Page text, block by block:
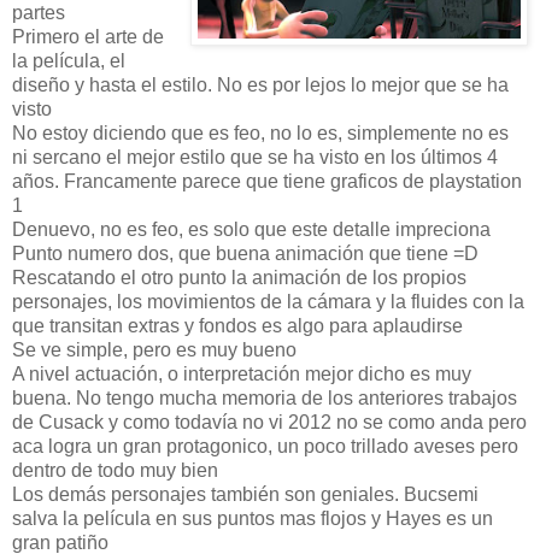
partes
Primero el arte de
la película, el
diseño y hasta el estilo. No es por lejos lo mejor que se ha
visto
No estoy diciendo que es feo, no lo es, simplemente no es
ni sercano el mejor estilo que se ha visto en los últimos 4
años. Francamente parece que tiene graficos de playstation
1
Denuevo, no es feo, es solo que este detalle impreciona
Punto numero dos, que buena animación que tiene =D
Rescatando el otro punto la animación de los propios
personajes, los movimientos de la cámara y la fluides con la
que transitan extras y fondos es algo para aplaudirse
Se ve simple, pero es muy bueno
A nivel actuación, o interpretación mejor dicho es muy
buena. No tengo mucha memoria de los anteriores trabajos
de Cusack y como todavía no vi 2012 no se como anda pero
aca logra un gran protagonico, un poco trillado aveses pero
dentro de todo muy bien
Los demás personajes también son geniales. Bucsemi
salva la película en sus puntos mas flojos y Hayes es un
gran patiño